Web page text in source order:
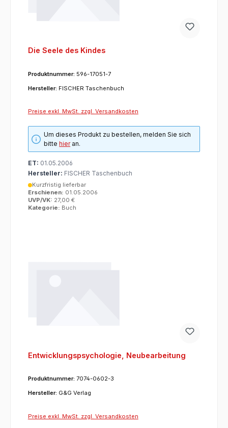
Die Seele des Kindes
Produktnummer: 596-17051-7
Hersteller: FISCHER Taschenbuch
Preise exkl. MwSt. zzgl. Versandkosten
Um dieses Produkt zu bestellen, melden Sie sich
bittehieran.
ET: 01.05.2006
Hersteller: FISCHER Taschenbuch
Kurzfristig lieferbar
Erschienen: 01.05.2006
UVP/VK: 27,00 €
Kategorie: Buch
Entwicklungspsychologie, Neubearbeitung
Produktnummer: 7074-0602-3
Hersteller: G&G Verlag
Preise exkl. MwSt. zzgl. Versandkosten